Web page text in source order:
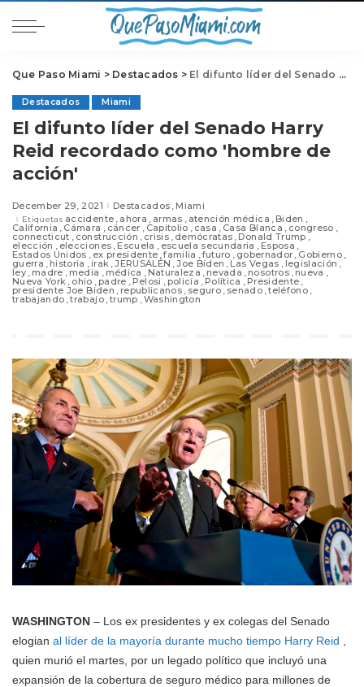
Que Paso Miami > Destacados > El difunto líder del Senado Harry Reid recordado como 'hombre de acción'
Destacados Miami
El difunto líder del Senado Harry
Reid recordado como 'hombre de
acción'
December 29, 2021 Destacados Miami
Etiquetas accidente ahora armas atención médica Biden
California Cámara cáncer Capitolio casa Casa Blanca congreso
connecticut construcción crisis demócratas Donald Trump
elección elecciones Escuela escuela secundaria Esposa
Estados Unidos ex presidente familia futuro gobernador Gobierno
guerra historia irak JERUSALÉN Joe Biden Las Vegas legislación
ley madre media médica Naturaleza nevada nosotros nueva
Nueva York ohio padre Pelosi policía Política Presidente
presidente Joe Biden republicanos seguro senado teléfono
trabajando trabajo trump Washington
WASHINGTON – Los ex presidentes y ex colegas del Senado
elogian al líder de la mayoría durante mucho tiempo Harry Reid
quien murió el martes, por un legado político que incluyó una
expansión de la cobertura de seguro médico para millones de